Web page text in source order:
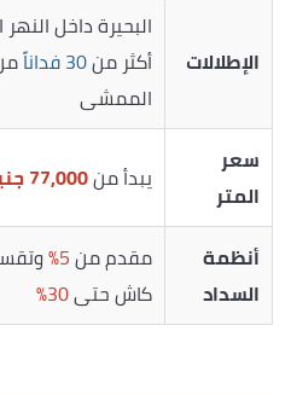
الإطلالات
البحيرة داخل
أكثر من30 فداناً
الممشى
سعر
المتر
يبدأ من77,000 جنيه
أنظمة
السداد
مقدم من5%
كاش حتى30%